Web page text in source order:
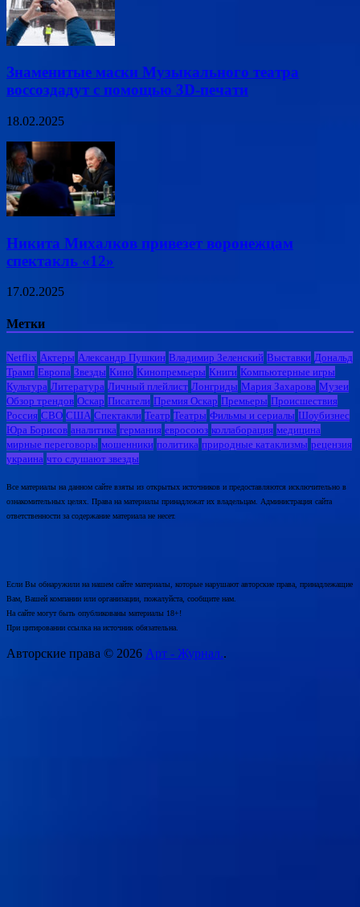
Знаменитые маски Музыкального театра
воссоздадут с помощью 3D-печати
18.02.2025
Никита Михалков привезет воронежцам
спектакль «12»
17.02.2025
Метки
Netflix Актеры Александр Пушкин Владимир Зеленский Выставки Дональд
Трамп Европа Звезды Кино Кинопремьеры Книги Компьютерные игры
Культура Литература Личный плейлист Лонгриды Мария Захарова Музеи
Обзор трендов Оскар Писатели Премия Оскар Премьеры Происшествия
Россия СВО США Спектакли Театр Театры Фильмы и сериалы Шоубизнес
Юра Борисов аналитика германия евросоюз коллаборация медицина
мирные переговоры мошенники политика природные катаклизмы рецензия
украина что слушают звезды
Все материалы на данном сайте взяты из открытых источников и предоставляются исключительно в
ознакомительных целях. Права на материалы принадлежат их владельцам. Администрация сайта
ответственности за содержание материала не несет.
Если Вы обнаружили на нашем сайте материалы, которые нарушают авторские права, принадлежащие
Вам, Вашей компании или организации, пожалуйста, сообщите нам.
На сайте могут быть опубликованы материалы 18+!
При цитировании ссылка на источник обязательна.
Авторские права © 2026 Арт - Журнал..